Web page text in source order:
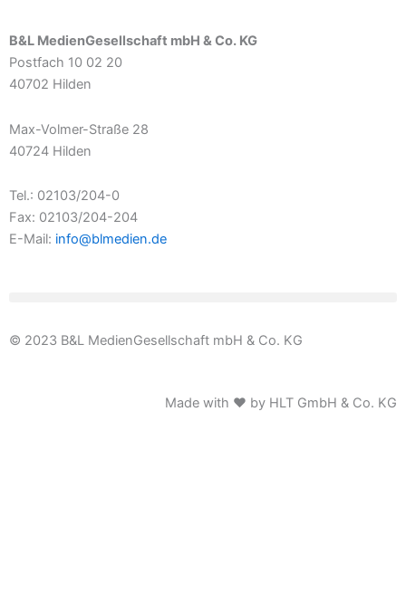
B&L MedienGesellschaft mbH & Co. KG
Postfach 10 02 20
40702 Hilden
Max-Volmer-Straße 28
40724 Hilden
Tel.: 02103/204-0
Fax: 02103/204-204
E-Mail: info@blmedien.de
© 2023 B&L MedienGesellschaft mbH & Co. KG
Made with ♥ by HLT GmbH & Co. KG